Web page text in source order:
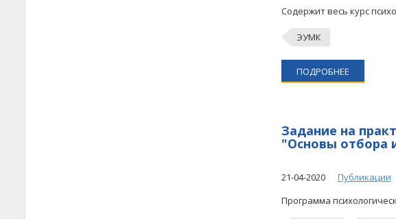
Содержит весь курс
ЭУМК
ПОДРОБНЕЕ
Задание на
"Основы отбора
21-04-2020
Публикации
Программа